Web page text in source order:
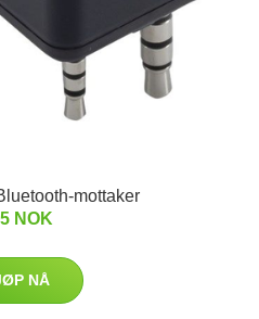
mottaker
NOK
NÅ